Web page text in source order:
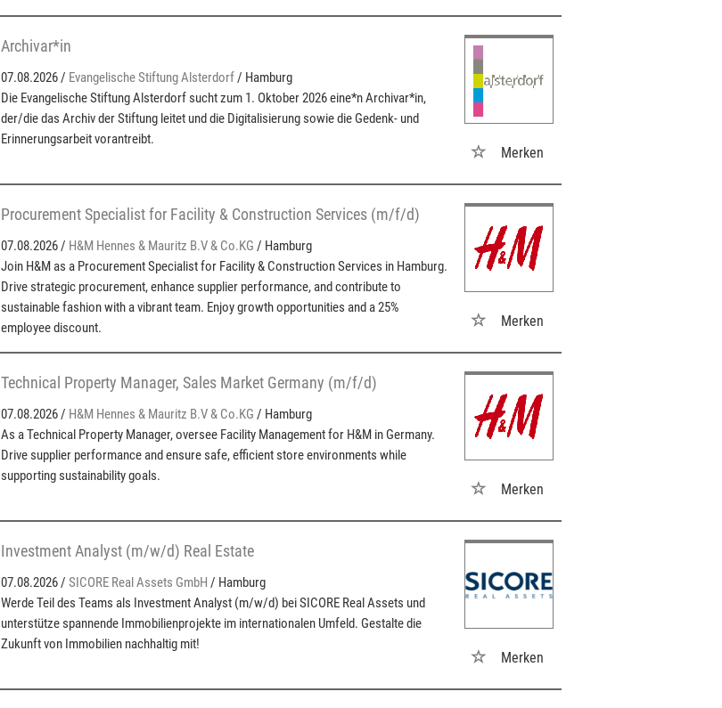
Archivar*in
07.08.2026 / Evangelische Stiftung Alsterdorf/ Hamburg
Die Evangelische Stiftung Alsterdorf sucht zum 1. Oktober 2026 eine*n Archivar*in,
der/die das Archiv der Stiftung leitet und die Digitalisierung sowie die Gedenk- und
Erinnerungsarbeit vorantreibt.
Merken
Procurement Specialist for Facility & Construction Services (m/f/d)
07.08.2026 / H&M Hennes & Mauritz B.V & Co.KG / Hamburg
Join H&M as a Procurement Specialist for Facility & Construction Services in Hamburg.
Drive strategic procurement, enhance supplier performance, and contribute to
sustainable fashion with a vibrant team. Enjoy growth opportunities and a 25%
employee discount.
Merken
Technical Property Manager, Sales Market Germany (m/f/d)
07.08.2026 / H&M Hennes & Mauritz B.V & Co.KG / Hamburg
As a Technical Property Manager, oversee Facility Management for H&M in Germany.
Drive supplier performance and ensure safe, efficient store environments while
supporting sustainability goals.
Merken
Investment Analyst (m/w/d) Real Estate
07.08.2026 / SICORE Real Assets GmbH / Hamburg
Werde Teil des Teams als Investment Analyst (m/w/d) bei SICORE Real Assets und
unterstütze spannende Immobilienprojekte im internationalen Umfeld. Gestalte die
Zukunft von Immobilien nachhaltig mit!
Merken